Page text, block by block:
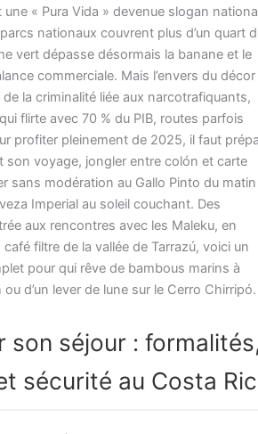
une « Pura Vida » devenue slogan
nationaux couvrent plus d’un quart
vert dépasse désormais la banane et le
commerciale. Mais l’envers du décor
la criminalité liée aux narcotrafiquants,
flirte avec 70 % du PIB, routes parfois
profiter pleinement de 2025, il faut
son voyage, jongler entre colón et carte
sans modération au Gallo Pinto du
Imperial au soleil couchant. Des
aux rencontres avec les Maleku, en
filtre de la vallée de Tarrazú, voici un
pour qui rêve de bambous marins à
d’un lever de lune sur le Cerro Chirripó.
son séjour :
sécurité au Costa